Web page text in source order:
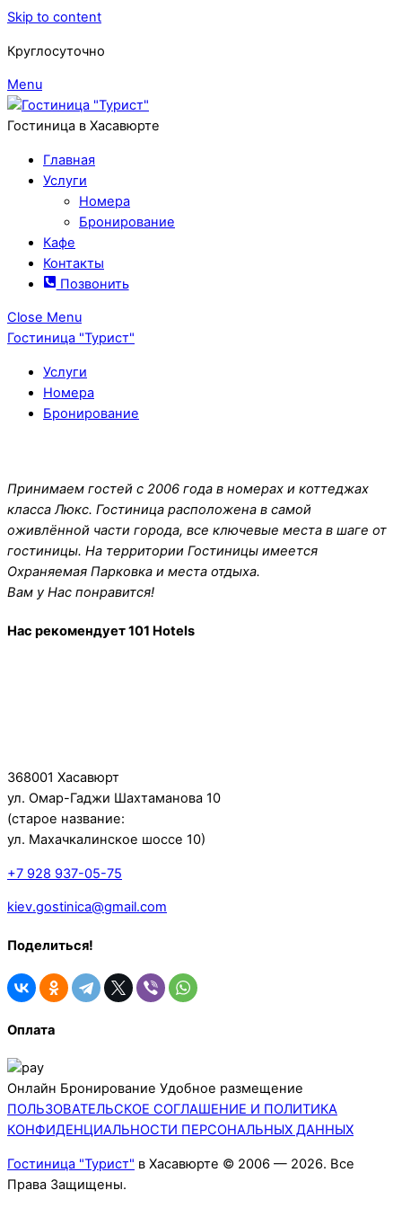
Skip to content
Круглосуточно
Menu
Гостиница в Хасавюрте
Главная
Услуги
Номера
Бронирование
Кафе
Контакты
Позвонить
Close Menu
Гостиница "Турист"
Услуги
Номера
Бронирование
Принимаем гостей с 2006 года в номерах и коттеджах
класса Люкс. Гостиница расположена в самой
оживлённой части города, все ключевые места в шаге от
гостиницы. На территории Гостиницы имеется
Охраняемая Парковка и места отдыха.
Вам у Нас понравится!
Нас рекомендует 101 Hotels
368001 Хасавюрт
ул. Омар-Гаджи Шахтаманова 10
(старое название:
ул. Махачкалинское шоссе 10)
+7 928 937-05-75
kiev.gostinica@gmail.com
Поделиться!
Оплата
Онлайн Бронирование Удобное размещение
ПОЛЬЗОВАТЕЛЬСКОЕ СОГЛАШЕНИЕ И ПОЛИТИКА
КОНФИДЕНЦИАЛЬНОСТИ ПЕРСОНАЛЬНЫХ ДАННЫХ
Гостиница "Турист" в Хасавюрте © 2006 — 2026. Все
Права Защищены.